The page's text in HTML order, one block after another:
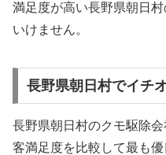
満足度が高い長野県朝日
いけません。
長野県朝日村でイチ
長野県朝日村のクモ駆除
客満足度を比較して最も